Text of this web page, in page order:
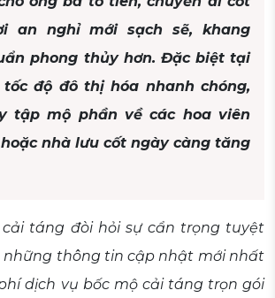
an nghỉ mới sạch sẽ, khang
phong thủy hơn. Đặc biệt tại
tốc độ đô thị hóa nhanh chóng,
tập mộ phần về các hoa viên
nhà lưu cốt ngày càng tăng
táng đòi hỏi sự cẩn trọng tuyệt
những thông tin cập nhật mới nhất
dịch vụ bốc mộ cải táng trọn gói